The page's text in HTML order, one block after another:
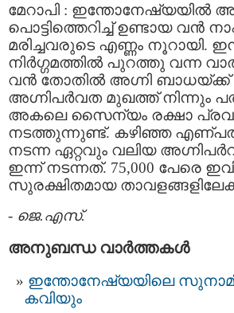
മേറാപി : ഇന്തോനേഷ്യയില്‍
പൊട്ടിത്തെറിച്ച് ഉണ്ടായ വന്‍
മരിച്ചവരുടെ എണ്ണം നൂറായി.
നിര്‍ഗ്ഗമത്തില്‍ പുറത്തു വന്ന
വന്‍ തോതില്‍ അഗ്നി ബാധയ്ക്ക്
അഗ്നിപര്‍വത മുഖത്ത് നിന്നും
അകലെ സൈന്യം രക്ഷാ
നടത്തുന്നുണ്ട്. കഴിഞ്ഞ
നടന്ന ഏറ്റവും വലിയ
ഇന്ന് നടന്നത്. 75,000 പേരെ
സുരക്ഷിതമായ താവളങ്ങളിലേക്ക്
- ജെ.എസ്.
അനുബന്ധ വാര്‍ത്തകള്‍
ഇന്തോനേഷ്യയിലെ സുനാമി
കവിയും